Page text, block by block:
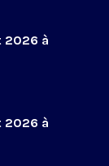
2026 à
2026 à